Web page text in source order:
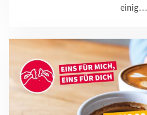
einig…